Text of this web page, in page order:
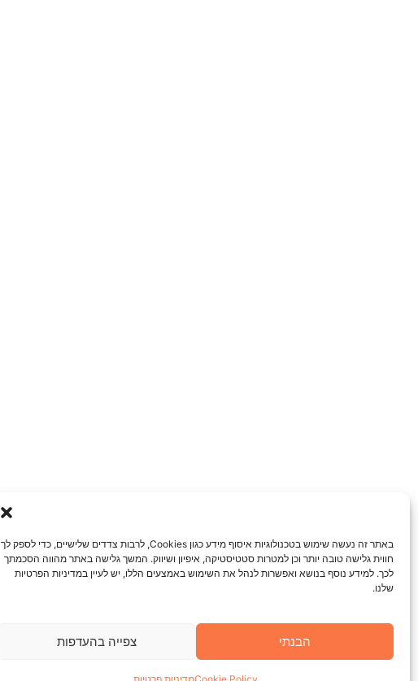
באתר זה נעשה שימוש בטכנולוגיות איסוף מידע כגון Cookies, לרבות צדדים שלישיים, כדי לספק לך
חווית גלישה טובה יותר וכן למטרות סטטיסטיקה, איפיון ושיווק. המשך גלישה באתר מהווה הסכמתך
לכך. למידע נוסף בנושא ואפשרות לנהל את השימוש באמצעים הללו, יש לעיין במדיניות הפרטיות
שלנו.
הבנתי צפייה בהעדפות